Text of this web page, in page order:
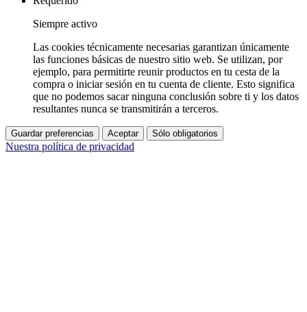
Siempre activo
Las cookies técnicamente necesarias garantizan únicamente
las funciones básicas de nuestro sitio web. Se utilizan, por
ejemplo, para permitirte reunir productos en tu cesta de la
compra o iniciar sesión en tu cuenta de cliente. Esto significa
que no podemos sacar ninguna conclusión sobre ti y los datos
resultantes nunca se transmitirán a terceros.
Guardar preferencias Aceptar Sólo obligatorios
Nuestra política de privacidad